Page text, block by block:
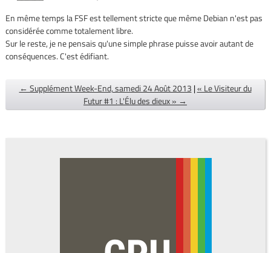
En même temps la FSF est tellement stricte que même Debian n'est pas
considérée comme totalement libre.
Sur le reste, je ne pensais qu'une simple phrase puisse avoir autant de
conséquences. C'est édifiant.
← Supplément Week-End, samedi 24 Août 2013 |« Le Visiteur du
Futur #1 : L'Élu des dieux » →